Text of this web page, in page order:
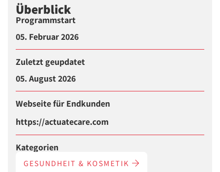
Überblick
Programmstart
05. Februar 2026
Zuletzt geupdatet
05. August 2026
Webseite für Endkunden
https://actuatecare.com
Kategorien
GESUNDHEIT & KOSMETIK